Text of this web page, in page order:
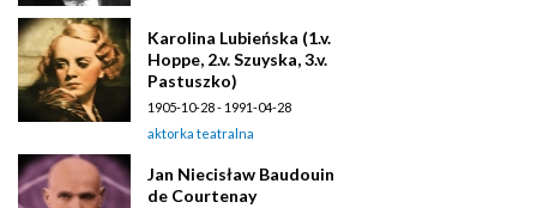
Karolina Lubieńska (1.v.
Hoppe, 2.v. Szuyska, 3.v.
Pastuszko)
1905-10-28 - 1991-04-28
aktorka teatralna
Jan Niecisław Baudouin
de Courtenay